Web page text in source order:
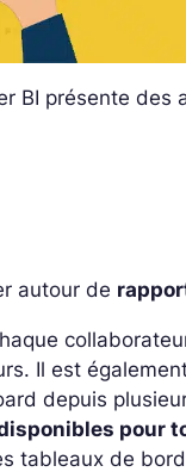
BI présente des
autour de
Il est
depuis
pour
tableaux de